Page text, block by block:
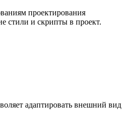
проектирования
стили и скрипты в проект.
адаптировать внешний вид